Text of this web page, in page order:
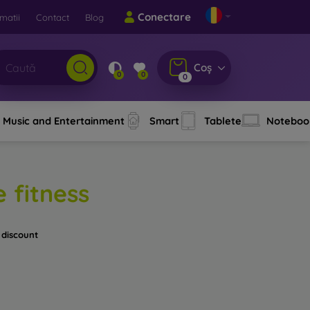
Contact Blog Conectare
0 0 0
Coș
Music and Entertainment Smart Tablete
fitness
discount